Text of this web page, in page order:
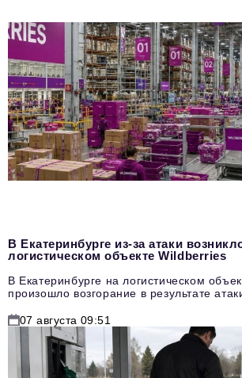
В Екатеринбурге из-за атаки
логистическом объекте Wildberries
В Екатеринбурге на логистическом
произошло возгорание в результате
07 августа 09:51